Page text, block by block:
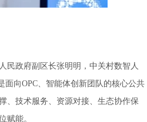
民政府副区长张明明，中关村数智人
面向OPC、智能体创新团队的核心公共
、技术服务、资源对接、生态协作保
赋能。